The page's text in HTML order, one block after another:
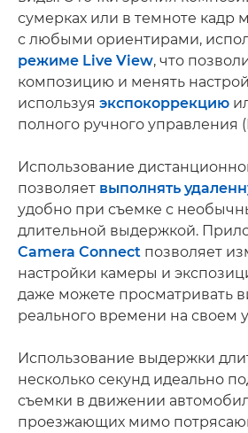
сумерках или в темноте кадр
с любыми ориентирами,
режиме Live View, что
композицию и менять
используя экспокоррекцию
полного ручного управления
Использование
позволяет выполнять
удобно при съемке с
длительной выдержкой.
Camera Connect позволяет
настройки камеры и
даже можете просматривать
реального времени на своем
Использование выдержки
несколько секунд идеально
съемки в движении
проезжающих мимо